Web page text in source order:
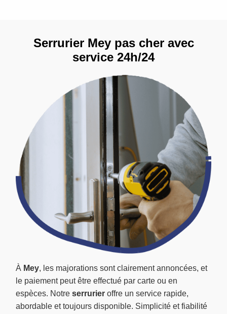
À Mey, les majorations sont clairement annoncées, et
le paiement peut être effectué par carte ou en
espèces. Notre serrurier offre un service rapide,
abordable et toujours disponible. Simplicité et fiabilité
Serrurier Mey pas cher avec
service 24h/24